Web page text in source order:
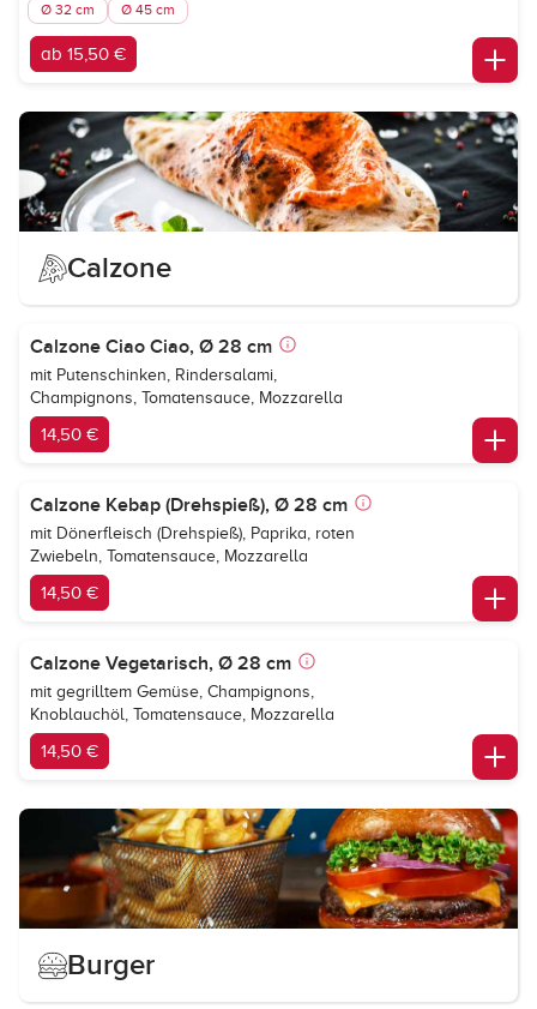
Ø 32 cm Ø 45 cm
ab 15,50 €
Calzone
Calzone Ciao Ciao, Ø 28 cm
mit Putenschinken, Rindersalami,
Champignons, Tomatensauce, Mozzarella
14,50 €
Calzone Kebap (Drehspieß), Ø 28 cm
mit Dönerfleisch (Drehspieß), Paprika, roten
Zwiebeln, Tomatensauce, Mozzarella
14,50 €
Calzone Vegetarisch, Ø 28 cm
mit gegrilltem Gemüse, Champignons,
Knoblauchöl, Tomatensauce, Mozzarella
14,50 €
Burger